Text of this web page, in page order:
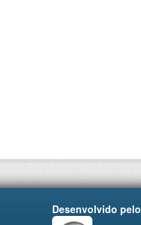
Desenvolvido pelo